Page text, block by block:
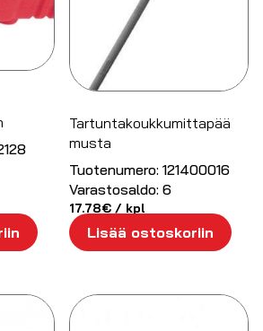
Tartuntakoukkumittapää
musta
Tuotenumero: 121400016
Varastosaldo: 6
17.78€ / kpl
Lisää ostoskoriin